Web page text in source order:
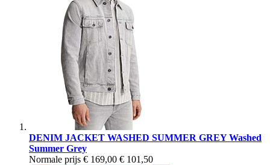
DENIM JACKET WASHED SUMMER GREY Washed
Summer Grey
Normale prijs € 169,00 € 101,50